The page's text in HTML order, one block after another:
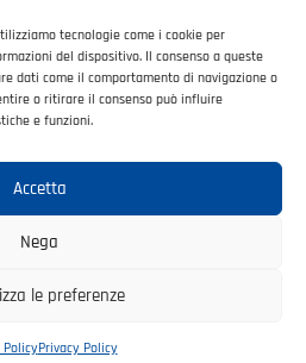
tecnologie come i cookie per
del dispositivo. Il consenso a queste
dati come il comportamento di navigazione o
o ritirare il consenso può influire
e funzioni.
Accetta
Nega
le preferenze
PolicyPrivacy Policy
01317690160All rights reserved